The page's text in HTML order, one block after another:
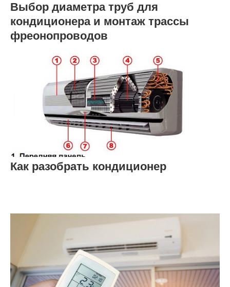
Выбор диаметра труб для
кондиционера и монтаж трассы
фреонопроводов
Как разобрать кондиционер